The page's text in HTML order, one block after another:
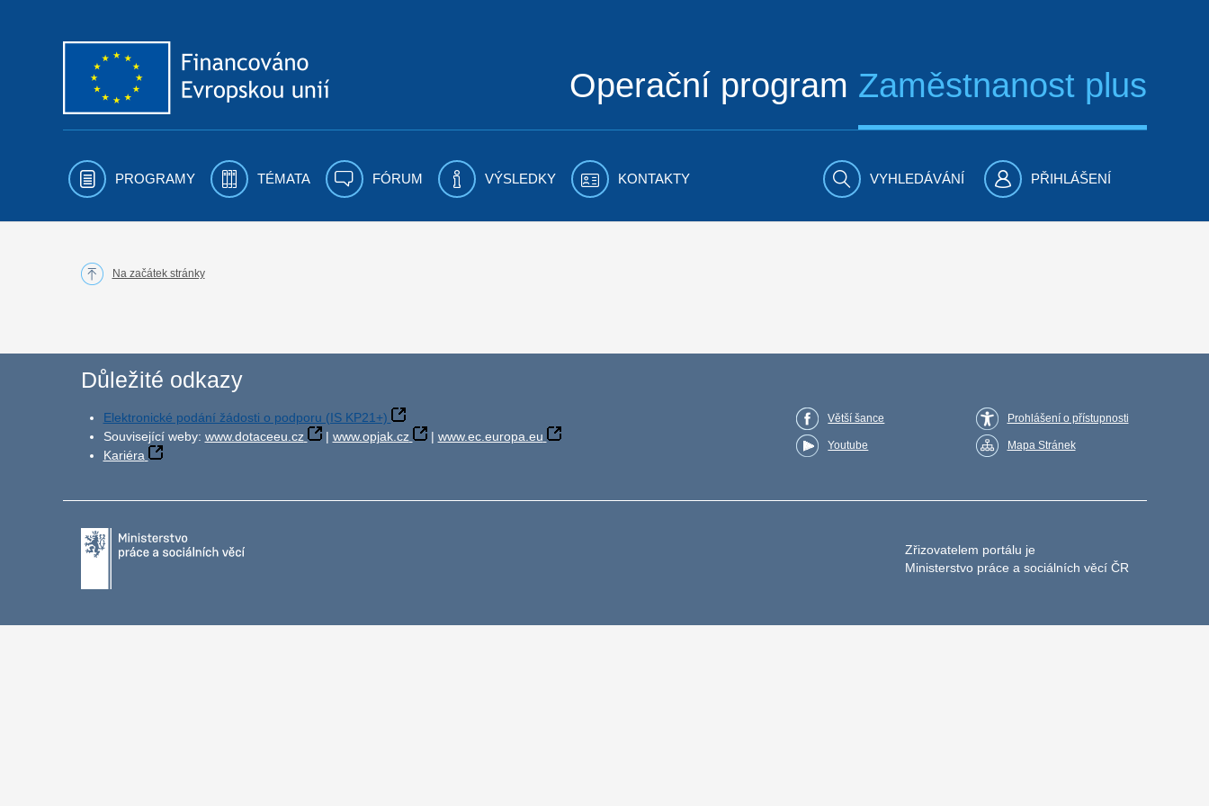
Operační program Zaměstnanost plus
PROGRAMY TÉMATA FÓRUM VÝSLEDKY KONTAKTY VYHLEDÁVÁNÍ PŘIHLÁŠENÍ
Na začátek stránky
Důležité odkazy
Elektronické podání žádosti o podporu (IS KP21+)
Související weby: www.dotaceeu.cz | www.opjak.cz | www.ec.europa.eu
Kariéra
Větší šance
Youtube
Prohlášení o přístupnosti
Mapa Stránek
Zřizovatelem portálu je
Ministerstvo práce a sociálních věcí ČR